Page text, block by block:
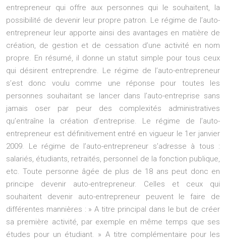
entrepreneur qui offre aux personnes qui le souhaitent, la
possibilité de devenir leur propre patron. Le régime de l’auto-
entrepreneur leur apporte ainsi des avantages en matière de
création, de gestion et de cessation d’une activité en nom
propre. En résumé, il donne un statut simple pour tous ceux
qui désirent entreprendre. Le régime de l’auto-entrepreneur
s’est donc voulu comme une réponse pour toutes les
personnes souhaitant se lancer dans l’auto-entreprise sans
jamais oser par peur des complexités administratives
qu’entraîne la création d’entreprise. Le régime de l’auto-
entrepreneur est définitivement entré en vigueur le 1er janvier
2009. Le régime de l’auto-entrepreneur s’adresse à tous :
salariés, étudiants, retraités, personnel de la fonction publique,
etc. Toute personne âgée de plus de 18 ans peut donc en
principe devenir auto-entrepreneur. Celles et ceux qui
souhaitent devenir auto-entrepreneur peuvent le faire de
différentes mannières : » A titre principal dans le but de créer
sa première activité, par exemple en même temps que ses
études pour un étudiant. » A titre complémentaire pour les